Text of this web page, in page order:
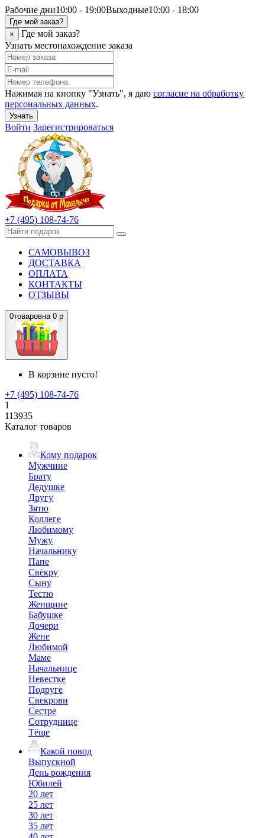
Рабочие дни10:00 - 19:00Выходные10:00 - 18:00
Где мой заказ?
×
Где мой заказ?
Узнать местонахождение заказа
Нажимая на кнопку "Узнать", я даю согласие на обработку
персональных данных.
Узнать
Войти Зарегистрироваться
+7 (495) 108-74-76
САМОВЫВОЗ
ДОСТАВКА
ОПЛАТА
КОНТАКТЫ
ОТЗЫВЫ
0товаровна 0 р
В корзине пусто!
+7 (495) 108-74-76
1
113935
Каталог товаров
Кому подарок
Мужчине
Брату
Дедушке
Другу
Зятю
Коллеге
Любимому
Мужу
Начальнику
Папе
Свёкру
Сыну
Тестю
Женщине
Бабушке
Дочери
Жене
Любимой
Маме
Начальнице
Невестке
Подруге
Свекрови
Сестре
Сотруднице
Тёще
Какой повод
Выпускной
День рождения
Юбилей
20 лет
25 лет
30 лет
35 лет